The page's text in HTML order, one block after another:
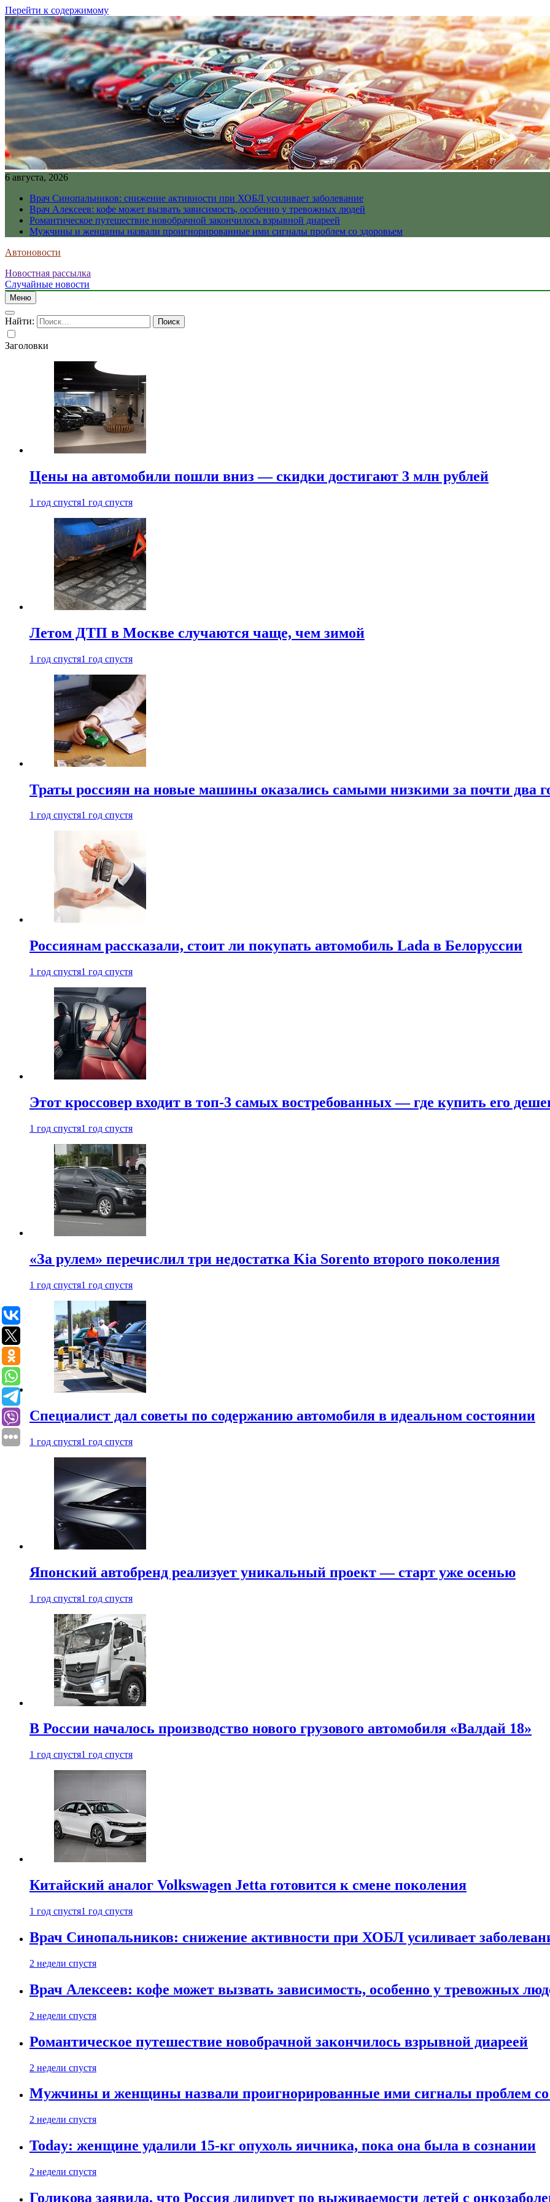
Перейти к содержимому
6 августа, 2026
Врач Синопальников: снижение активности при ХОБЛ усиливает заболевание
Врач Алексеев: кофе может вызвать зависимость, особенно у тревожных людей
Романтическое путешествие новобрачной закончилось взрывной диареей
Мужчины и женщины назвали проигнорированные ими сигналы проблем со здоровьем
Автоновости
Новостная рассылка
Случайные новости
Меню
Найти:
Заголовки
Цены на автомобили пошли вниз — скидки достигают 3 млн рублей
1 год спустя1 год спустя
Летом ДТП в Москве случаются чаще, чем зимой
1 год спустя1 год спустя
Траты россиян на новые машины оказались самыми низкими за почти два
1 год спустя1 год спустя
Россиянам рассказали, стоит ли покупать автомобиль Lada в Белоруссии
1 год спустя1 год спустя
Этот кроссовер входит в топ-3 самых востребованных — где купить его
1 год спустя1 год спустя
«За рулем» перечислил три недостатка Kia Sorento второго поколения
1 год спустя1 год спустя
Специалист дал советы по содержанию автомобиля в идеальном состоянии
1 год спустя1 год спустя
Японский автобренд реализует уникальный проект — старт уже осенью
1 год спустя1 год спустя
В России началось производство нового грузового автомобиля «Валдай 18»
1 год спустя1 год спустя
Китайский аналог Volkswagen Jetta готовится к смене поколения
1 год спустя1 год спустя
Врач Синопальников: снижение активности при ХОБЛ усиливает
2 недели спустя
Врач Алексеев: кофе может вызвать зависимость, особенно у тревожных
2 недели спустя
Романтическое путешествие новобрачной закончилось взрывной диареей
2 недели спустя
Мужчины и женщины назвали проигнорированные ими сигналы проблем со
2 недели спустя
Today: женщине удалили 15-кг опухоль яичника, пока она была в сознании
2 недели спустя
Голикова заявила, что Россия лидирует по выживаемости детей с